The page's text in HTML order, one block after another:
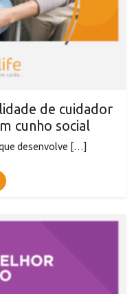
de cuidador
cunho social
desenvolve […]